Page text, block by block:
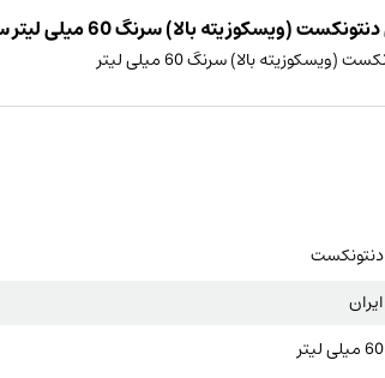
دنتونکست
ایران
60 میلی لیتر